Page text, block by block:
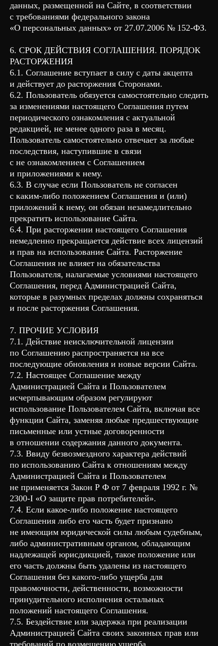
данных, размещенной на Сайте, в соответствии
с требованиями федерального закона
«О персональных данных» от 27.07.2006 № 152-ФЗ.
6. СРОК ДЕЙСТВИЯ СОГЛАШЕНИЯ. ПОРЯДОК
РАСТОРЖЕНИЯ
6.1. Соглашение вступает в силу с даты акцепта
и действует до расторжения Сторонами.
6.2. Пользователь обязуется самостоятельно следить
за изменениями настоящего Соглашения путем
периодического ознакомления с актуальной
редакцией, не менее одного раза в месяц.
Пользователь самостоятельно отвечает за любые
последствия, наступившие в связи
с не ознакомлением с Соглашением
и приложениями к нему.
6.3. В случае если Пользователь не согласен
с каким-либо положением Соглашения и (или)
приложений к нему, он обязан незамедлительно
прекратить использование Сайта.
6.4. При расторжении настоящего Соглашения
немедленно прекращается действие всех лицензий
и прав на использование Сайта. Расторжение
Соглашения не влияет на обязательства
Пользователя, налагаемые условиями настоящего
Соглашения, перед Администрацией Сайта,
которые в разумных пределах должны сохраняться
и после расторжения Соглашения.
7. ПРОЧИЕ УСЛОВИЯ
7.1. Действие неисключительной лицензии
по Соглашению распространяется на все
последующие обновления и новые версии Сайта.
7.2. Настоящее Соглашение между
Администрацией Сайта и Пользователем
исчерпывающим образом регулируют
использование Пользователем Сайта, включая все
функции Сайта, заменяя любые предшествующие
письменные или устные договоренности
в отношении содержания данного документа.
7.3. Ввиду безвозмездного характера действий
по использованию Сайта к отношениям между
Администрацией Сайта и Пользователем
не применяется Закон Р Ф от 7 февраля 1992 г. №
2300-I «О защите прав потребителей».
7.4. Если какое-либо положение настоящего
Соглашения либо его часть будет признано
не имеющим юридической силы любым судебным,
либо административным органом, обладающим
надлежащей юрисдикцией, такое положение или
его часть должны быть удалены из настоящего
Соглашения без какого-либо ущерба для
правомочности, действенности, возможности
принудительного исполнения остальных
положений настоящего Соглашения.
7.5. Бездействие или задержка при реализации
Администрацией Сайта своих законных прав или
требований по возмещению ущерба,